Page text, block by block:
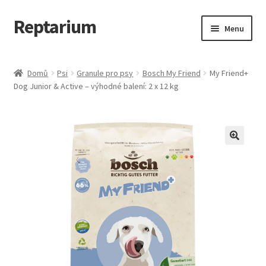
Přeskočit
na
Přejít
k
webu
Reptarium Menu
Košík
Malá zvířata — Klece, krmivo, vybavení
Domů Psi Granule pro psy Bosch My Friend
My Friend+
Dog Junior & Active – výhodné balení: 2 x 12 kg